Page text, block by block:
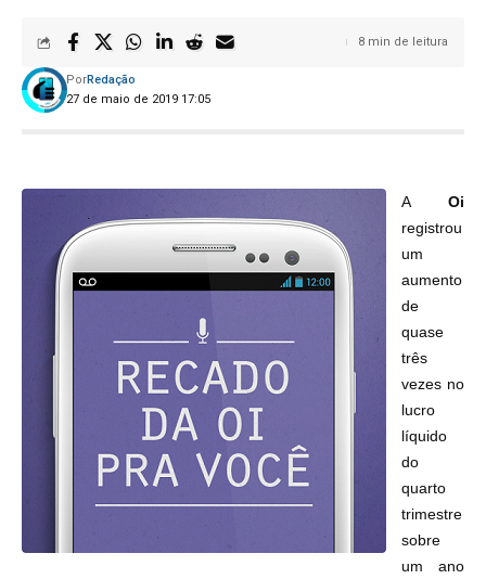
27 de maio de 2019 17:05
PorRedação
8 min de leitura
A Oi
registrou
um
aumento
de
quase
três
vezes no
lucro
líquido
do
quarto
trimestre
sobre
um ano